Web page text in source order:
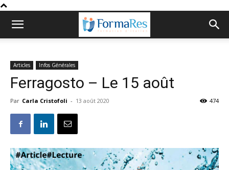
Articles Infos Générales
Ferragosto – Le 15 août
Par Carla Cristofoli - 13 août 2020 474